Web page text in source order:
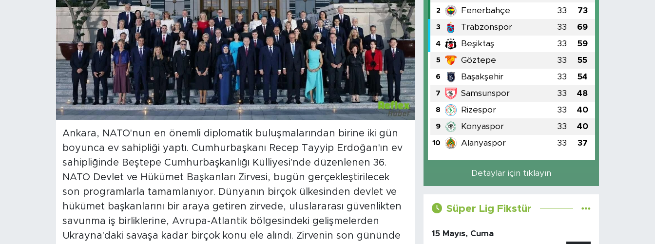
Ankara, NATO'nun en önemli diplomatik buluşmalarından birine iki gün
boyunca ev sahipliği yaptı. Cumhurbaşkanı Recep Tayyip Erdoğan'ın ev
sahipliğinde Beştepe Cumhurbaşkanlığı Külliyesi'nde düzenlenen 36.
NATO Devlet ve Hükümet Başkanları Zirvesi, bugün gerçekleştirilecek
son programlarla tamamlanıyor. Dünyanın birçok ülkesinden devlet ve
hükümet başkanlarını bir araya getiren zirvede, uluslararası güvenlikten
savunma iş birliklerine, Avrupa-Atlantik bölgesindeki gelişmelerden
Ukrayna'daki savaşa kadar birçok konu ele alındı. Zirvenin son gününde
2 Fenerbahçe 33 73
3 Trabzonspor 33 69
4 Beşiktaş 33 59
5 Göztepe 33 55
6 Başakşehir 33 54
7 Samsunspor 33 48
8 Rizespor 33 40
9 Konyaspor 33 40
10 Alanyaspor 33 37
Detaylar için tıklayın
Süper Lig Fikstür
15 Mayıs, Cuma